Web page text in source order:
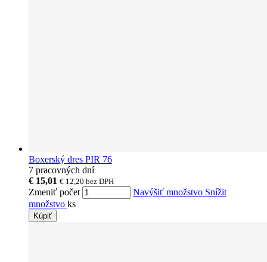
Boxerský dres PIR 76
7 pracovných dní
€ 15,01 € 12,20 bez DPH
Zmeniť počet Navýšiť množstvo Snížit
množstvo ks
Kúpiť